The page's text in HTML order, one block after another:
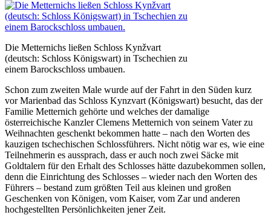
Die Metternichs ließen Schloss Kynžvart
(deutsch: Schloss Königswart) in Tschechien zu
einem Barockschloss umbauen.
Schon zum zweiten Male wurde auf der Fahrt in den Süden kurz
vor Marienbad das Schloss Kynzvart (Königswart) besucht, das der
Familie Metternich gehörte und welches der damalige
österreichische Kanzler Clemens Metternich von seinem Vater zu
Weihnachten geschenkt bekommen hatte – nach den Worten des
kauzigen tschechischen Schlossführers. Nicht nötig war es, wie eine
Teilnehmerin es aussprach, dass er auch noch zwei Säcke mit
Goldtalern für den Erhalt des Schlosses hätte dazubekommen sollen,
denn die Einrichtung des Schlosses – wieder nach den Worten des
Führers – bestand zum größten Teil aus kleinen und großen
Geschenken von Königen, vom Kaiser, vom Zar und anderen
hochgestellten Persönlichkeiten jener Zeit.